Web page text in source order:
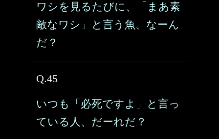
ワシを見るたびに、「まあ素
敵なワシ」と言う魚、なーん
だ？
Q.45
いつも「必死ですよ」と言っ
ている人、だーれだ？